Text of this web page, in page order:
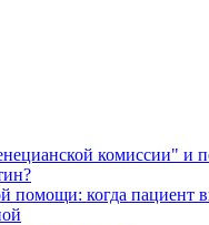
комиссии" и
помощи: когда пациент